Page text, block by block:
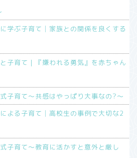
学ぶ子育て│家族との関係を良くする
子育て｜『嫌われる勇気』を赤ちゃん
子育て～共感はやっぱり大事なの?～
よる子育て│高校生の事例で大切な2
子育て～教育に活かすと意外と厳し